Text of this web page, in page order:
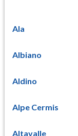
Ala
Albiano
Aldino
Alpe Cermis
Altavalle